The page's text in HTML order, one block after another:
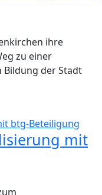
ihre
zu einer
Bildung der Stadt
mit